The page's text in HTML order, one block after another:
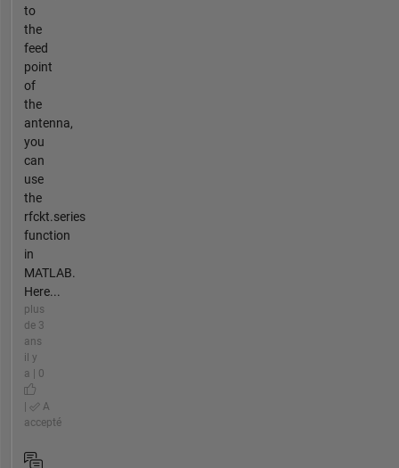
to
the
feed
point
of
the
antenna,
you
can
use
the
rfckt.series
function
in
MATLAB.
Here...
plus
de 3
ans
il y
a | 0
|
A
accepté